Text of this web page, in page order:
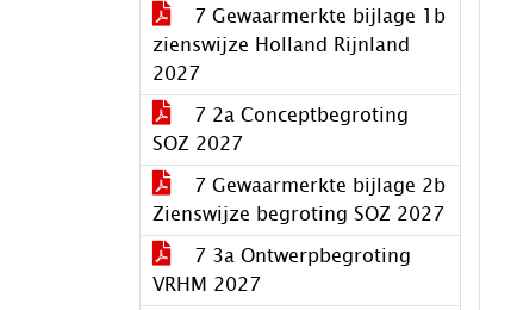
7 Gewaarmerkte bijlage 1b
zienswijze Holland Rijnland
2027
7 2a Conceptbegroting
SOZ 2027
7 Gewaarmerkte bijlage 2b
Zienswijze begroting SOZ 2027
7 3a Ontwerpbegroting
VRHM 2027